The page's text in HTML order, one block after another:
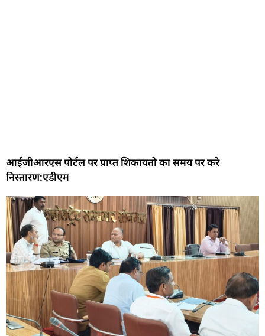
आईजीआरएस पोर्टल पर प्राप्त शिकायतो का समय पर करे
निस्तारण:एडीएम